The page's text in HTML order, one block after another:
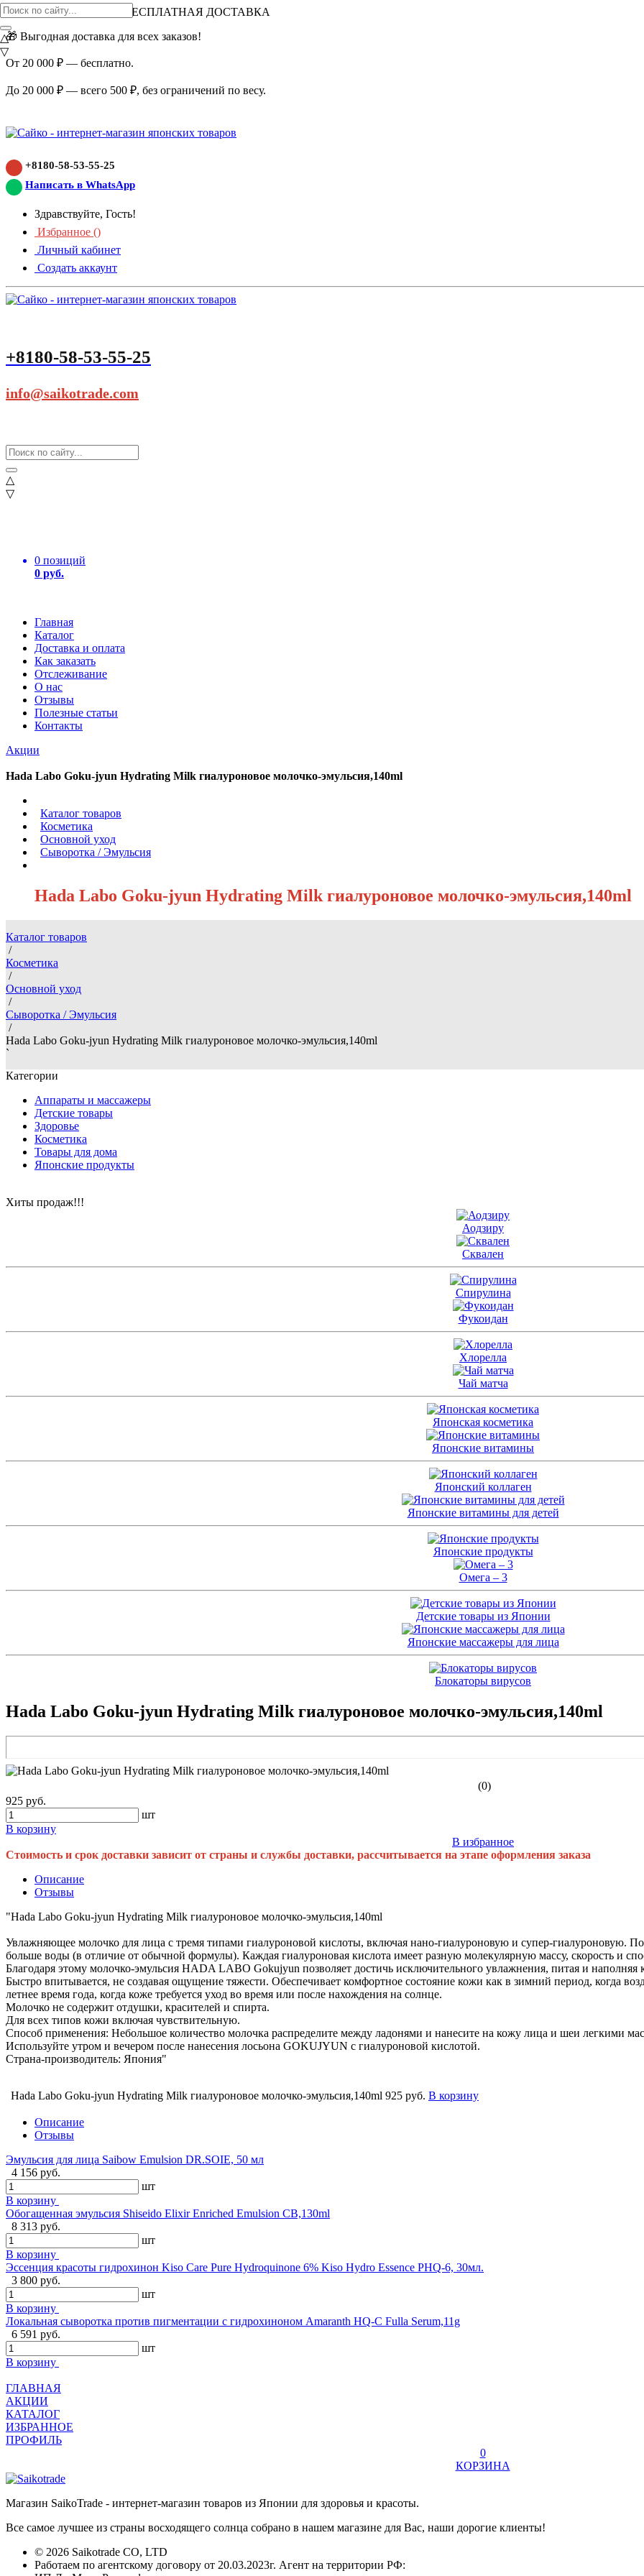
ВНИМАНИЕ АКЦИЯ!
БЕСПЛАТНАЯ ДОСТАВКА
🎁 Выгодная доставка для всех заказов!
От 20 000 ₽ — бесплатно.
До 20 000 ₽ — всего 500 ₽, без ограничений по весу.
+8180-58-53-55-25
Написать в WhatsApp
Здравствуйте, Гость!
Избранное ()
Личный кабинет
Создать аккаунт
+8180-58-53-55-25
info@saikotrade.com
△
▽
0 позиций
0 руб.
Главная
Каталог
Доставка и оплата
Как заказать
Отслеживание
О нас
Отзывы
Полезные статьи
Контакты
Акции
△
▽
Hada Labo Goku-jyun Hydrating Milk гиалуроновое молочко-эмульсия,140ml
Каталог товаров
Косметика
Основной уход
Сыворотка / Эмульсия
Hada Labo Goku-jyun Hydrating Milk гиалуроновое молочко-эмульсия,140ml
Каталог товаров
/
Косметика
/
Основной уход
/
Сыворотка / Эмульсия
/
Hada Labo Goku-jyun Hydrating Milk гиалуроновое молочко-эмульсия,140ml
`
Категории
Аппараты и массажеры
Детские товары
Здоровье
Косметика
Товары для дома
Японские продукты
Хиты продаж!!!
Аодзиру
Сквален
Спирулина
Фукоидан
Хлорелла
Чай матча
Японская косметика
Японские витамины
Японский коллаген
Японские витамины для детей
Японские продукты
Омега – 3
Детские товары из Японии
Японские массажеры для лица
Блокаторы вирусов
Hada Labo Goku-jyun Hydrating Milk гиалуроновое молочко-эмульсия,140ml
(0)
925 руб.
шт
В корзину
В избранное
Стоимость и срок доставки зависит от страны и службы доставки, рассчитывается на этапе оформления заказа
Описание
Отзывы
"Hada Labo Goku-jyun Hydrating Milk гиалуроновое молочко-эмульсия,140ml
Увлажняющее молочко для лица с тремя типами гиалуроновой кислоты, включая нано-гиалуроновую и супер-гиалуроновую.
больше воды (в отличие от обычной формулы). Каждая гиалуроновая кислота имеет разную молекулярную массу, скорость и
Благодаря этому молочко-эмульсия HADA LABO Gokujyun позволяет достичь исключительного увлажнения, питая и наполняя
Быстро впитывается, не создавая ощущение тяжести. Обеспечивает комфортное состояние кожи как в зимний период, когда
летнее время года, когда коже требуется уход во время или после нахождения на солнце.
Молочко не содержит отдушки, красителей и спирта.
Для всех типов кожи включая чувствительную.
Способ применения: Небольшое количество молочка распределите между ладонями и нанесите на кожу лица и шеи легкими
Используйте утром и вечером после нанесения лосьона GOKUJYUN с гиалуроновой кислотой.
Страна-производитель: Япония"
Hada Labo Goku-jyun Hydrating Milk гиалуроновое молочко-эмульсия,140ml 925 руб. В корзину
Описание
Отзывы
Эмульсия для лица Saibow Emulsion DR.SOIE, 50 мл
4 156 руб.
шт
В корзину
Обогащенная эмульсия Shiseido Elixir Enriched Emulsion CB,130ml
8 313 руб.
шт
В корзину
Эссенция красоты гидрохинон Kiso Care Pure Hydroquinone 6% Kiso Hydro Essence PHQ-6, 30мл.
3 800 руб.
шт
В корзину
Локальная сыворотка против пигментации с гидрохиноном Amaranth HQ-C Fulla Serum,11g
6 591 руб.
шт
В корзину
ГЛАВНАЯ
АКЦИИ
КАТАЛОГ
ИЗБРАННОЕ
ПРОФИЛЬ
0
КОРЗИНА
Магазин SaikoTrade - интернет-магазин товаров из Японии для здоровья и красоты.
Все самое лучшее из страны восходящего солнца собрано в нашем магазине для Вас, наши дорогие клиенты!
© 2026 Saikotrade CO, LTD
Работаем по агентскому договору от 20.03.2023г. Агент на территории РФ: